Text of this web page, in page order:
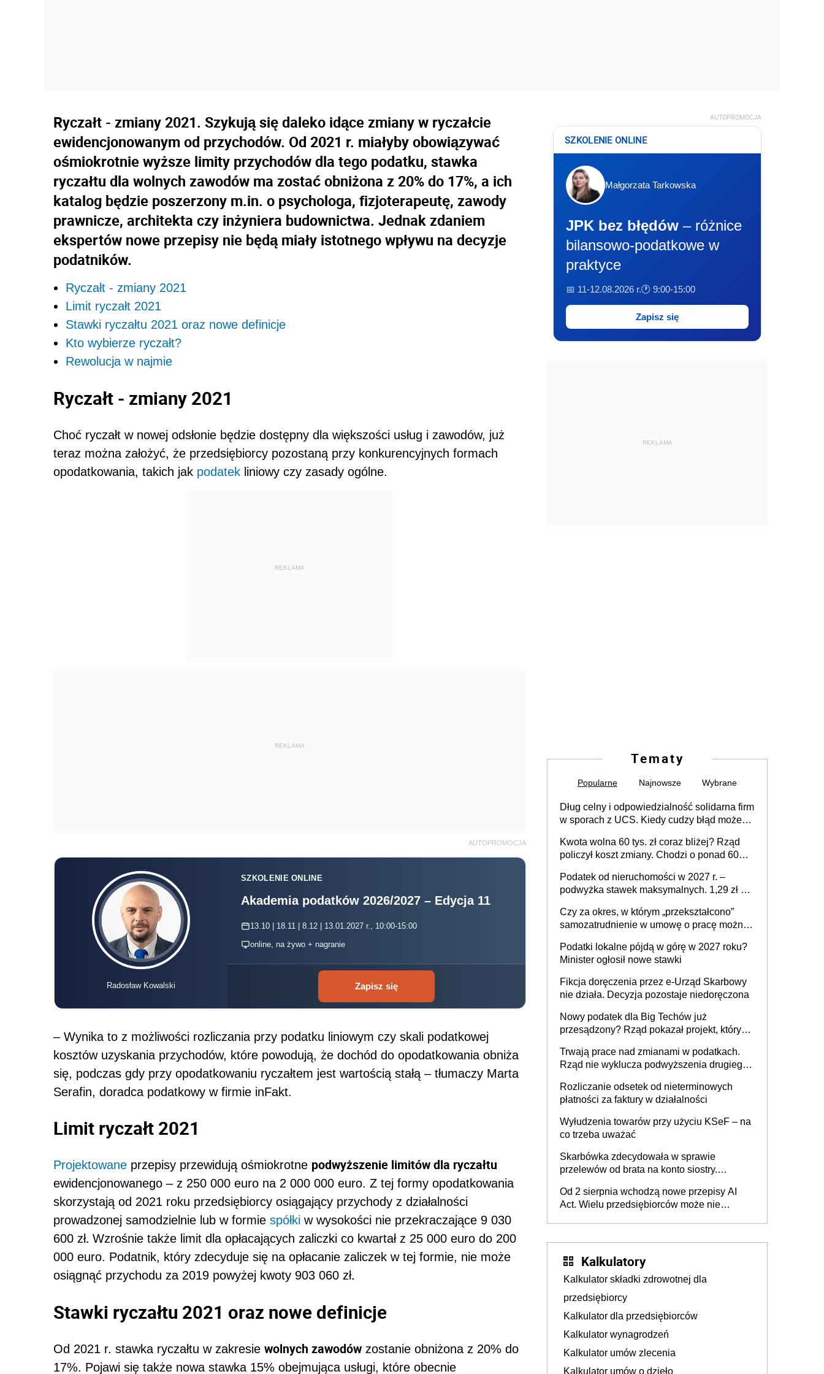
Ryczałt - zmiany 2021. Szykują się daleko idące zmiany w ryczałcie
ewidencjonowanym od przychodów. Od 2021 r. miałyby obowiązywać
ośmiokrotnie wyższe limity przychodów dla tego podatku, stawka
ryczałtu dla wolnych zawodów ma zostać obniżona z 20% do 17%, a ich
katalog będzie poszerzony m.in. o psychologa, fizjoterapeutę, zawody
prawnicze, architekta czy inżyniera budownictwa. Jednak zdaniem
ekspertów nowe przepisy nie będą miały istotnego wpływu na decyzje
podatników.
Ryczałt - zmiany 2021
Limit ryczałt 2021
Stawki ryczałtu 2021 oraz nowe definicje
Kto wybierze ryczałt?
Rewolucja w najmie
Ryczałt - zmiany 2021
Choć ryczałt w nowej odsłonie będzie dostępny dla większości usług i zawodów, już
teraz można założyć, że przedsiębiorcy pozostaną przy konkurencyjnych formach
opodatkowania, takich jak podatek liniowy czy zasady ogólne.
REKLAMA
REKLAMA
AUTOPROMOCJA
Radosław Kowalski
SZKOLENIE ONLINE
Akademia podatków 2026/2027 – Edycja 11
13.10 | 18.11 | 8.12 | 13.01.2027 r., 10:00-15:00
online, na żywo + nagranie
Zapisz się
– Wynika to z możliwości rozliczania przy podatku liniowym czy skali podatkowej
kosztów uzyskania przychodów, które powodują, że dochód do opodatkowania obniża
się, podczas gdy przy opodatkowaniu ryczałtem jest wartością stałą – tłumaczy Marta
Serafin, doradca podatkowy w firmie inFakt.
Limit ryczałt 2021
Projektowane przepisy przewidują ośmiokrotne podwyższenie limitów dla ryczałtu
ewidencjonowanego – z 250 000 euro na 2 000 000 euro. Z tej formy opodatkowania
skorzystają od 2021 roku przedsiębiorcy osiągający przychody z działalności
prowadzonej samodzielnie lub w formie spółki w wysokości nie przekraczające 9 030
600 zł. Wzrośnie także limit dla opłacających zaliczki co kwartał z 25 000 euro do 200
000 euro. Podatnik, który zdecyduje się na opłacanie zaliczek w tej formie, nie może
osiągnąć przychodu za 2019 powyżej kwoty 903 060 zł.
Stawki ryczałtu 2021 oraz nowe definicje
Od 2021 r. stawka ryczałtu w zakresie wolnych zawodów zostanie obniżona z 20% do
17%. Pojawi się także nowa stawka 15% obejmująca usługi, które obecnie
AUTOPROMOCJA
SZKOLENIE ONLINE
Małgorzata Tarkowska
JPK bez błędów – różnice
bilansowo-podatkowe w
praktyce
📅 11-12.08.2026 r.🕐 9:00-15:00
Zapisz się
REKLAMA
Tematy
Popularne Najnowsze Wybrane
Dług celny i odpowiedzialność solidarna firm
w sporach z UCS. Kiedy cudzy błąd może
Kwota wolna 60 tys. zł coraz bliżej? Rząd
policzył koszt zmiany. Chodzi o ponad 60
Podatek od nieruchomości w 2027 r. –
podwyżka stawek maksymalnych. 1,29 zł za
budynków i lokali związanych z
prowadzeniem działalności gospodarczej
Czy za okres, w którym „przekształcono”
samozatrudnienie w umowę o pracę można
umowy cywilnoprawnej jedynym
racjonalnym wyjściem
Podatki lokalne pójdą w górę w 2027 roku?
Minister ogłosił nowe stawki
Fikcja doręczenia przez e-Urząd Skarbowy
nie działa. Decyzja pozostaje niedoręczona
Nowy podatek dla Big Techów już
przesądzony? Rząd pokazał projekt, który
Trwają prace nad zmianami w podatkach.
Rząd nie wyklucza podwyższenia drugiego
Rozliczanie odsetek od nieterminowych
płatności za faktury w działalności
Wyłudzenia towarów przy użyciu KSeF – na
co trzeba uważać
Skarbówka zdecydowała w sprawie
przelewów od brata na konto siostry.
darowizna, ale podatku jednak nie będzie
Od 2 sierpnia wchodzą nowe przepisy AI
Act. Wielu przedsiębiorców może nie
Kalkulatory
Kalkulator składki zdrowotnej dla
przedsiębiorcy
Kalkulator dla przedsiębiorców
Kalkulator wynagrodzeń
Kalkulator umów zlecenia
Kalkulator umów o dzieło